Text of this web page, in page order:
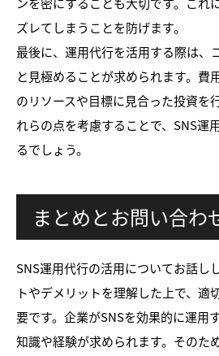
ズレてしまうことを防げます。
最後に、運用代行を活用する際は、
と見極めることが求められます。費
のリソースや目標に見合った投資を
れらの点を考慮することで、SNS運
るでしょう。
まとめとお問い合わ
SNS運用代行の活用についてお話し
トやデメリットを理解した上で、適
要です。企業がSNSを効果的に運用
知識や経験が求められます。そのた